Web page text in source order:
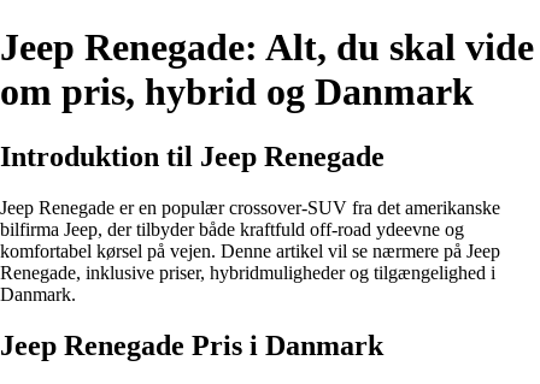
Jeep Renegade: Alt, du skal vide
om pris, hybrid og Danmark
Introduktion til Jeep Renegade
Jeep Renegade er en populær crossover-SUV fra det amerikanske
bilfirma Jeep, der tilbyder både kraftfuld off-road ydeevne og
komfortabel kørsel på vejen. Denne artikel vil se nærmere på Jeep
Renegade, inklusive priser, hybridmuligheder og tilgængelighed i
Danmark.
Jeep Renegade Pris i Danmark